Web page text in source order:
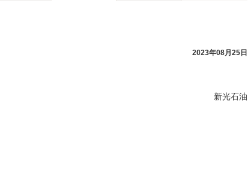
2023年08月25日
新光石油